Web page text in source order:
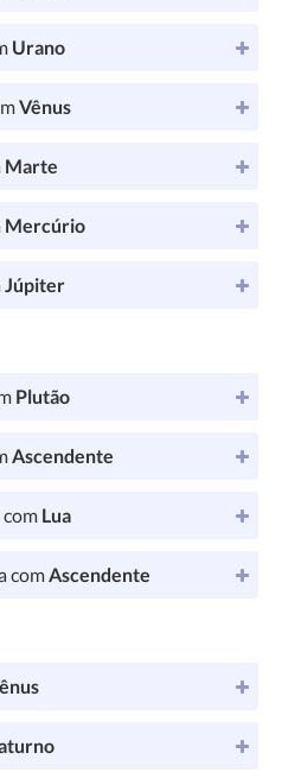
Urano
Vênus
Marte
Mercúrio
Júpiter
Plutão
Ascendente
Lua
comAscendente